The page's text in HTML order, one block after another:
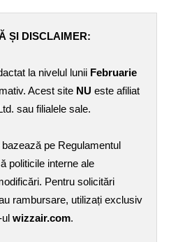
ȘI DISCLAIMER:
la nivelul lunii Februarie
Acest site NU este afiliat
sau filialele sale.
pe Regulamentul
politicile interne ale
Pentru solicitări
rambursare, utilizați exclusiv
ul wizzair.com.